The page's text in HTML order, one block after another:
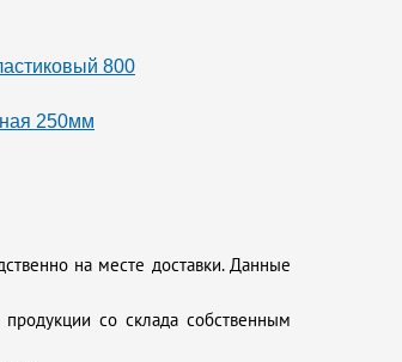
800
250мм
на месте доставки. Данные
со склада собственным